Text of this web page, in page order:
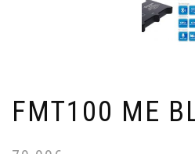
FMT100 ΜΕ